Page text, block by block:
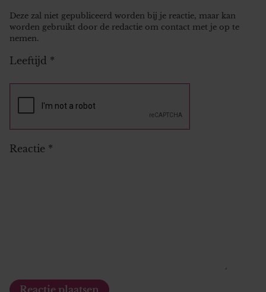
Deze zal niet gepubliceerd worden bij je reactie, maar kan
worden gebruikt door de redactie om contact met je op te
nemen.
Leeftijd *
Reactie *